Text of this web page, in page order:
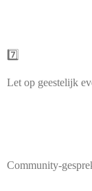
7️⃣
Let op geestelijk
Community-